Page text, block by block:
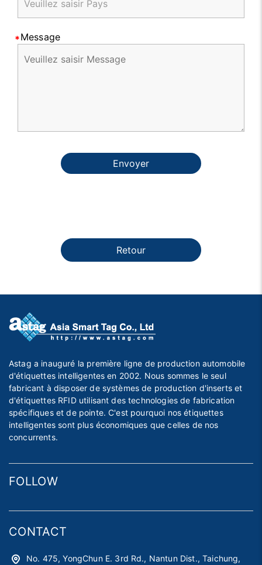
Message
Envoyer
Retour
Astag a inauguré la première ligne de production automobile
d'étiquettes intelligentes en 2002. Nous sommes le seul
fabricant à disposer de systèmes de production d'inserts et
d'étiquettes RFID utilisant des technologies de fabrication
spécifiques et de pointe. C'est pourquoi nos étiquettes
intelligentes sont plus économiques que celles de nos
concurrents.
FOLLOW
CONTACT
No. 475, YongChun E. 3rd Rd., Nantun Dist., Taichung,